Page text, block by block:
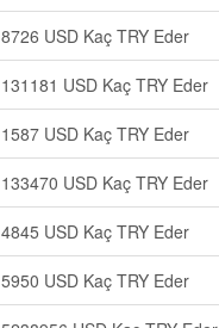
8726 USD Kaç TRY Eder
131181 USD Kaç TRY Eder
1587 USD Kaç TRY Eder
133470 USD Kaç TRY Eder
4845 USD Kaç TRY Eder
5950 USD Kaç TRY Eder